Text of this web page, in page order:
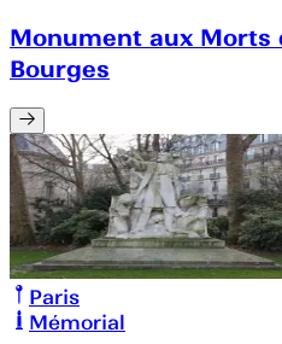
Monument aux Morts
Bourges
Paris
Mémorial